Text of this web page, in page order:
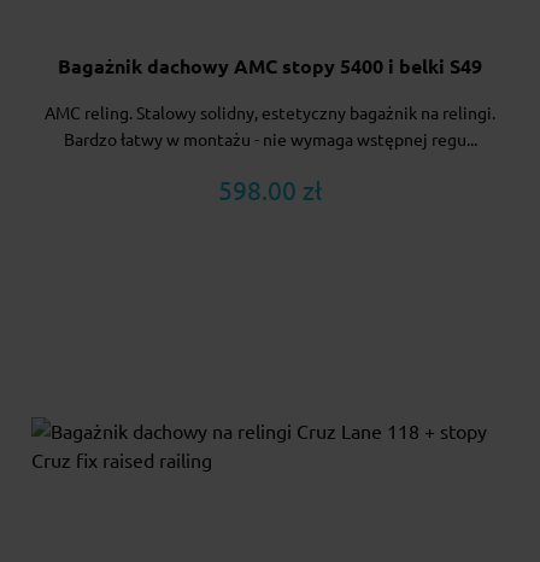
Bagażnik dachowy AMC stopy 5400 i belki S49
AMC reling. Stalowy solidny, estetyczny bagażnik na relingi.
Bardzo łatwy w montażu - nie wymaga wstępnej regu...
598.00 zł